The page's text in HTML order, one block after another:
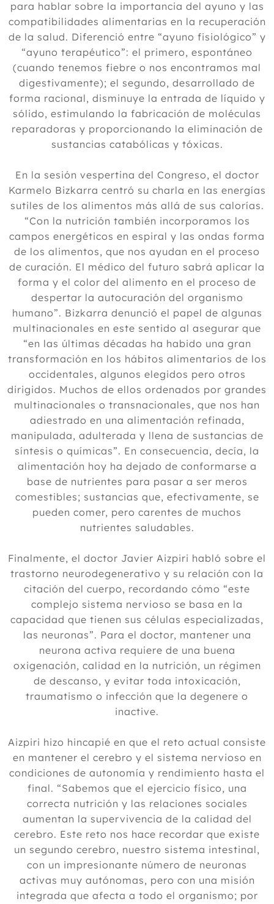
para hablar sobre la importancia del ayuno y las
compatibilidades alimentarias en la recuperación
de la salud. Diferenció entre “ayuno fisiológico” y
“ayuno terapéutico”: el primero, espontáneo
(cuando tenemos fiebre o nos encontramos mal
digestivamente); el segundo, desarrollado de
forma racional, disminuye la entrada de líquido y
sólido, estimulando la fabricación de moléculas
reparadoras y proporcionando la eliminación de
sustancias catabólicas y tóxicas.
En la sesión vespertina del Congreso, el doctor
Karmelo Bizkarra centró su charla en las energías
sutiles de los alimentos más allá de sus calorías.
“Con la nutrición también incorporamos los
campos energéticos en espiral y las ondas forma
de los alimentos, que nos ayudan en el proceso
de curación. El médico del futuro sabrá aplicar la
forma y el color del alimento en el proceso de
despertar la autocuración del organismo
humano”. Bizkarra denunció el papel de algunas
multinacionales en este sentido al asegurar que
“en las últimas décadas ha habido una gran
transformación en los hábitos alimentarios de los
occidentales, algunos elegidos pero otros
dirigidos. Muchos de ellos ordenados por grandes
multinacionales o transnacionales, que nos han
adiestrado en una alimentación refinada,
manipulada, adulterada y llena de sustancias de
síntesis o químicas”. En consecuencia, decía, la
alimentación hoy ha dejado de conformarse a
base de nutrientes para pasar a ser meros
comestibles; sustancias que, efectivamente, se
pueden comer, pero carentes de muchos
nutrientes saludables.
Finalmente, el doctor Javier Aizpiri habló sobre el
trastorno neurodegenerativo y su relación con la
citación del cuerpo, recordando cómo “este
complejo sistema nervioso se basa en la
capacidad que tienen sus células especializadas,
las neuronas”. Para el doctor, mantener una
neurona activa requiere de una buena
oxigenación, calidad en la nutrición, un régimen
de descanso, y evitar toda intoxicación,
traumatismo o infección que la degenere o
inactive.
Aizpiri hizo hincapié en que el reto actual consiste
en mantener el cerebro y el sistema nervioso en
condiciones de autonomía y rendimiento hasta el
final. “Sabemos que el ejercicio físico, una
correcta nutrición y las relaciones sociales
aumentan la supervivencia de la calidad del
cerebro. Este reto nos hace recordar que existe
un segundo cerebro, nuestro sistema intestinal,
con un impresionante número de neuronas
activas muy autónomas, pero con una misión
integrada que afecta a todo el organismo; por